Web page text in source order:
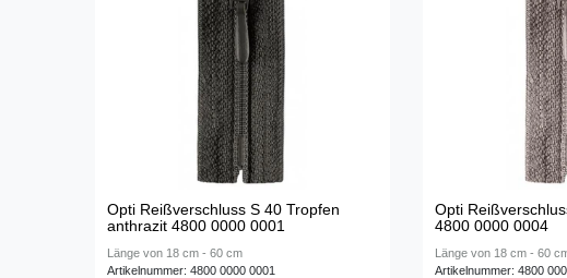
Opti Reißverschluss S 40 Tropfen
anthrazit 4800 0000 0001
Länge von 18 cm - 60 cm
Artikelnummer: 4800 0000 0001
Opti
4800 0000 0004
Länge von 18 cm - 60
Artikelnummer: 4800